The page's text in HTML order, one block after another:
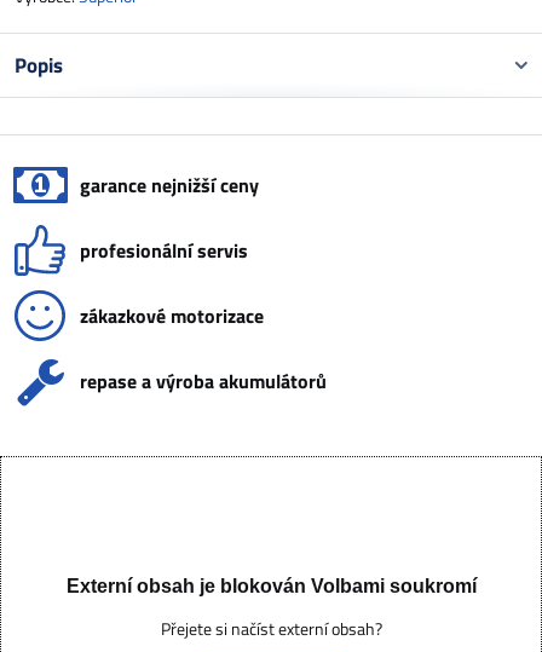
Popis
garance nejnižší ceny
profesionální servis
zákazkové motorizace
repase a výroba akumulátorů
Externí obsah je blokován Volbami soukromí
Přejete si načíst externí obsah?